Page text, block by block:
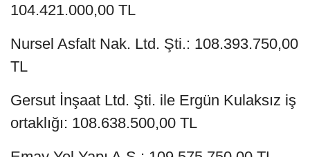
104.421.000,00 TL
Nursel Asfalt Nak. Ltd. Şti.: 108.393.750,00
TL
Gersut İnşaat Ltd. Şti. ile Ergün Kulaksız iş
ortaklığı: 108.638.500,00 TL